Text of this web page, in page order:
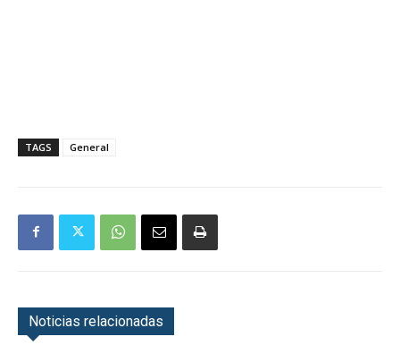
TAGS General
Noticias relacionadas